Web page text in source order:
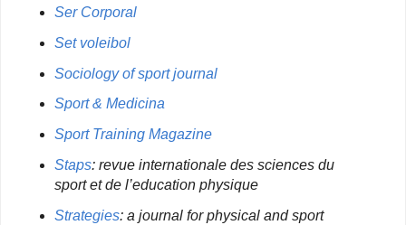
Ser Corporal
Set voleibol
Sociology of sport journal
Sport & Medicina
Sport Training Magazine
Staps: revue internationale des sciences du
sport et de l’education physique
Strategies: a journal for physical and sport